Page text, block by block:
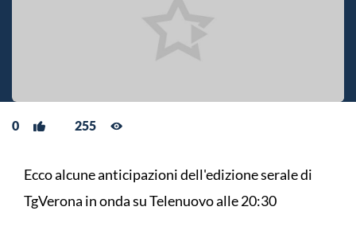
0 255
Ecco alcune anticipazioni dell'edizione serale di
TgVerona in onda su Telenuovo alle 20:30